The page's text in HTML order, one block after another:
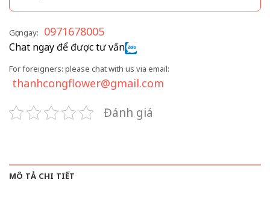
Gọi ngay: 0971678005
Chat ngay để được tư vấn
For foreigners: please chat with us via email:
thanhcongflower@gmail.com
Đánh giá
MÔ TẢ CHI TIẾT